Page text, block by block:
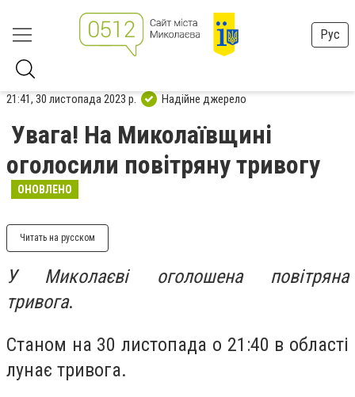
Рус
21:41, 30 листопада 2023 р. Надійне джерело
Увага! На Миколаївщині
оголосили повітряну тривогу
ОНОВЛЕНО
Читать на русском
У Миколаєві оголошена повітряна
тривога.
Станом на 30 листопада о 21:40 в області
лунає тривога.